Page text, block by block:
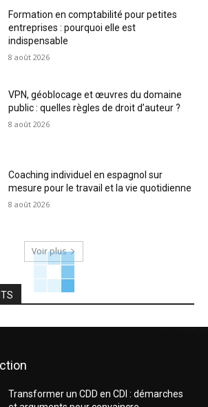
Formation en comptabilité pour petites
entreprises : pourquoi elle est
indispensable
8 août 2026
VPN, géoblocage et œuvres du domaine
public : quelles règles de droit d’auteur ?
8 août 2026
Coaching individuel en espagnol sur
mesure pour le travail et la vie quotidienne
8 août 2026
Voir plus
Transformer un CDD en CDI : démarches